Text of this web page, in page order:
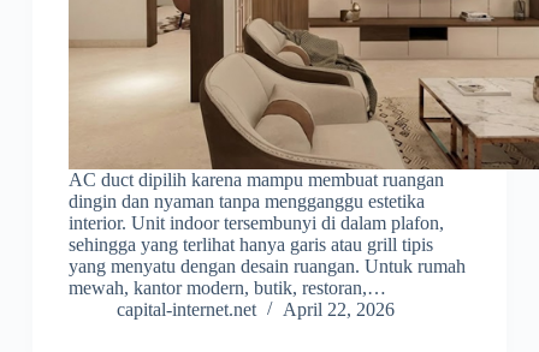
AC duct dipilih karena mampu membuat ruangan
dingin dan nyaman tanpa mengganggu estetika
interior. Unit indoor tersembunyi di dalam plafon,
sehingga yang terlihat hanya garis atau grill tipis
yang menyatu dengan desain ruangan. Untuk rumah
mewah, kantor modern, butik, restoran,…
capital-internet.net
April 22, 2026